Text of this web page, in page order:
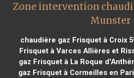
Zone intervention
Munster
chaudière gaz Frisquet à Croix
Frisquet à Varces Allières et
gaz Frisquet à La Roque
gaz Frisquet à Cormeilles en